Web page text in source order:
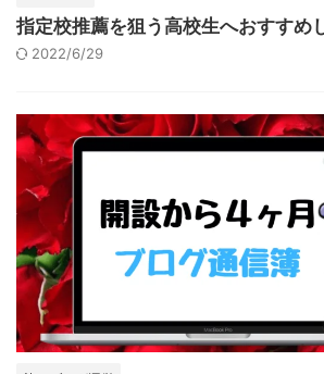
指定校推薦を狙う高校生へおすすめ
2022/6/29